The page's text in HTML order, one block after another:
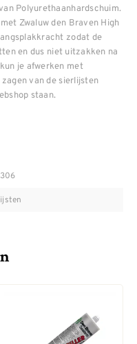
Polyurethaanhardschuim.
Zwaluw den Braven High
zodat de
en dus niet uitzakken na
je afwerken met
van de sierlijsten
staan.